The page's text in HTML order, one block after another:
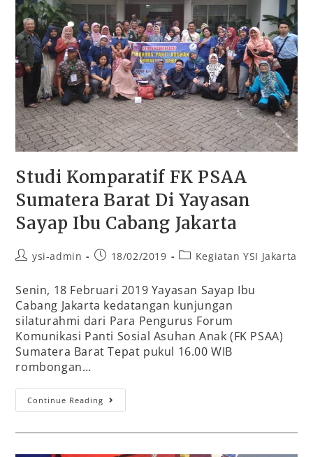
Studi Komparatif FK PSAA
Sumatera Barat Di Yayasan
Sayap Ibu Cabang Jakarta
ysi-admin 18/02/2019 Kegiatan YSI Jakarta
Senin, 18 Februari 2019 Yayasan Sayap Ibu
Cabang Jakarta kedatangan kunjungan
silaturahmi dari Para Pengurus Forum
Komunikasi Panti Sosial Asuhan Anak (FK PSAA)
Sumatera Barat Tepat pukul 16.00 WIB
rombongan…
Continue Reading